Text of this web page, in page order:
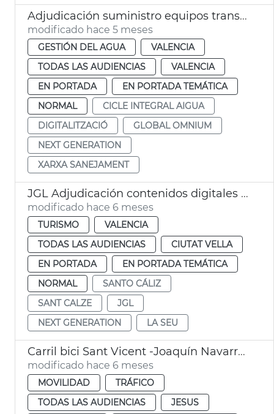
Adjudicación suministro equipos transmisión digitalización ciclo del agua
modificado hace 5 meses
GESTIÓN DEL AGUA
VALENCIA
TODAS LAS AUDIENCIAS
VALENCIA
EN PORTADA
EN PORTADA TEMÁTICA
NORMAL
CICLE INTEGRAL AIGUA
DIGITALITZACIÓ
GLOBAL OMNIUM
NEXT GENERATION
XARXA SANEJAMENT
JGL Adjudicación contenidos digitales exposición del Santo Cáliz València
modificado hace 6 meses
TURISMO
VALENCIA
TODAS LAS AUDIENCIAS
CIUTAT VELLA
EN PORTADA
EN PORTADA TEMÁTICA
NORMAL
SANTO CÁLIZ
SANT CALZE
JGL
NEXT GENERATION
LA SEU
Carril bici Sant Vicent -Joaquín Navarro València
modificado hace 6 meses
MOVILIDAD
TRÁFICO
TODAS LAS AUDIENCIAS
JESUS